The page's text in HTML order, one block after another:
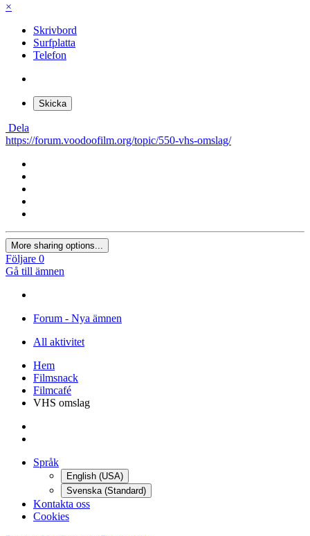
×
Skrivbord
Surfplatta
Telefon
Skicka
Dela
https://forum.voodoofilm.org/topic/550-vhs-omslag/
More sharing options...
Följare 0
Gå till ämnen
Forum - Nya ämnen
All aktivitet
Hem
Filmsnack
Filmcafé
VHS omslag
Språk
English (USA)
Svenska (Standard)
Kontakta oss
Cookies